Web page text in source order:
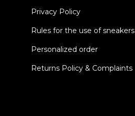
Privacy Policy
Rules for the use of sneakers
Personalized order
Returns Policy & Complaints